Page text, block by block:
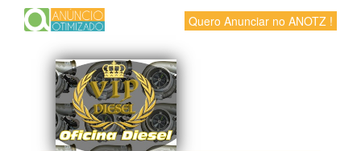
Quero Anunciar no ANOTZ !